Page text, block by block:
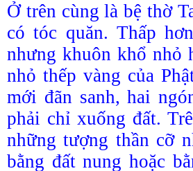
Ở trên cùng là bệ thờ
có tóc quăn. Thấp
nhưng khuôn khổ nhỏ
nhỏ thếp vàng của
mới đãn sanh, hai
phải chỉ xuống đất.
những tượng thần cỡ
bằng đất nung hoặc